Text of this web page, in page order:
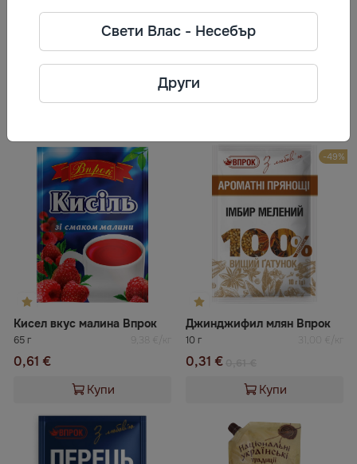
Телефон: 375 154 522601
Адрес: 231300, Республика
Беларусь, г.Лида, Гродненская
обл., ул.Тавлая, 11
Кисел вкус малина Впрок
65 г 9,38 €/кг
0,61 €
Купи
-49%
Джинджифил млян Впрок
10 г 31,00 €/кг
0,31 €
Купи
Свети Влас - Несебър
Други